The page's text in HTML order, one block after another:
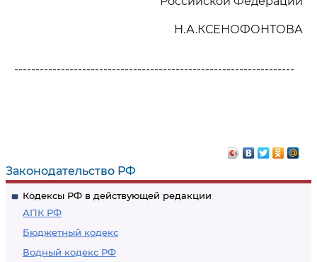
Законодательство РФ
Кодексы РФ в действующей редакции
АПК РФ
Бюджетный кодекс
Водный кодекс РФ
Н.А.КСЕНОФОНТОВА
------------------------------------------------------------------